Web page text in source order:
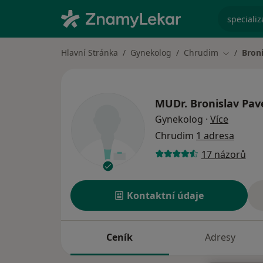
Hlavní Stránka Gynekolog Chrudim Změna
MUDr. Bronislav
Gynekolog · Více
Chrudim 1 adresa
17 názorů
Kontaktní údaje
Ceník Adresy